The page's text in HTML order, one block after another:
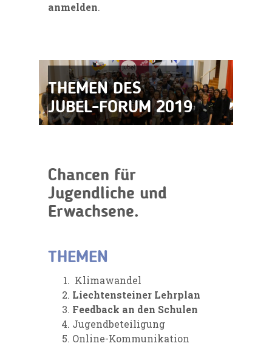
anmelden.
THEMEN DES
JUBEL-FORUM 2019
Chancen für
Jugendliche und
Erwachsene.
THEMEN
Klimawandel
Liechtensteiner Lehrplan
Feedback an den Schulen
Jugendbeteiligung
Online-Kommunikation